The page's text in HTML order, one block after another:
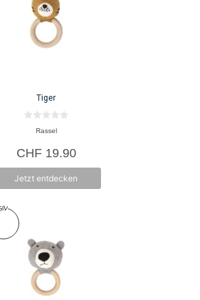
Tiger
n
5
Rassel
CHF19.90
Jetzt entdecken